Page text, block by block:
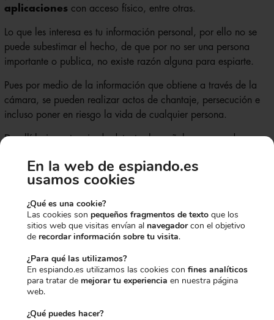
aplicacionescon acceso físico, entre otras.
Lo que les interesa es tu información personal, por ello no se
puede subestimar el hecho, de que por no ser una persona
importante o publica, no existe razón alguna para espiarte.
Pues por medio de la información que obtiene a través de la
cámara, se pueden realizar actos de chantaje, persecución e
incluso poner en riesgo la vida de cualquier persona.
De allí la importancia de detectar las señales que pueden
la cámara del móvil.
¿CÓMO PODEMOS DETECTAR
QUE NOS ESTÁN ESPIANDO
MEDIANTE EL MÓVIL?
En la web de espiando.es
usamos cookies
¿Qué es una cookie?
Las cookies son pequeños fragmentos de texto que los
sitios web que visitas envían al navegadorcon el objetivo
de recordar información sobre tu visita.
¿Para qué las utilizamos?
En espiando.es utilizamos las cookies con fines analíticos
para tratar de mejorar tu experiencia en nuestra página
web.
¿Qué puedes hacer?
HAS CONSEGUIDO UN
10% EXTRA DE
DESCUENTO
Para desbloquearlo, dinos qué te